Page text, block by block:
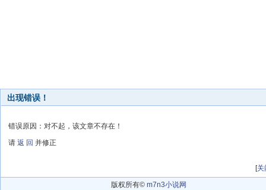
出现错误！
错误原因：对不起，该文章不存在！
请 返 回 并修正
[关
版权所有© m7n3小说网